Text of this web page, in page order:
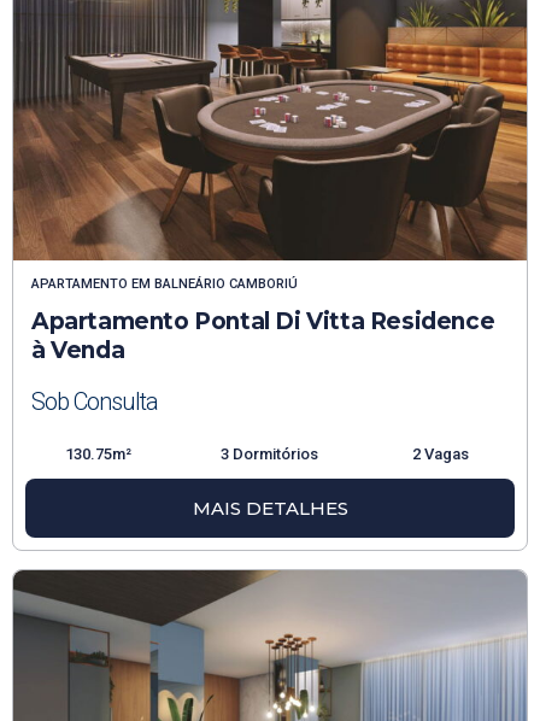
APARTAMENTO EM BALNEÁRIO CAMBORIÚ
Apartamento Pontal Di Vitta Residence
à Venda
Sob Consulta
130.75m² 3 Dormitórios 2 Vagas
MAIS DETALHES